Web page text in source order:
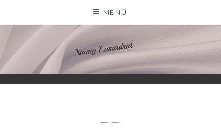
contenido
MENÚ
XIOMY LAMADRID
— —